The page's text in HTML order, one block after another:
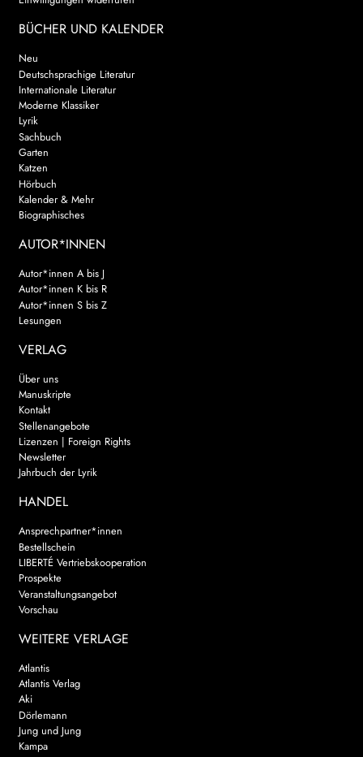
BÜCHER UND KALENDER
Neu
Deutschsprachige Literatur
Internationale Literatur
Moderne Klassiker
Lyrik
Sachbuch
Garten
Katzen
Hörbuch
Kalender & Mehr
Biographisches
AUTOR*INNEN
Autor*innen A bis J
Autor*innen K bis R
Autor*innen S bis Z
Lesungen
VERLAG
Über uns
Manuskripte
Kontakt
Stellenangebote
Lizenzen | Foreign Rights
Newsletter
Jahrbuch der Lyrik
HANDEL
Ansprechpartner*innen
Bestellschein
LIBERTÉ Vertriebskooperation
Prospekte
Veranstaltungsangebot
Vorschau
WEITERE VERLAGE
Atlantis
Atlantis Verlag
Aki
Dörlemann
Jung und Jung
Kampa